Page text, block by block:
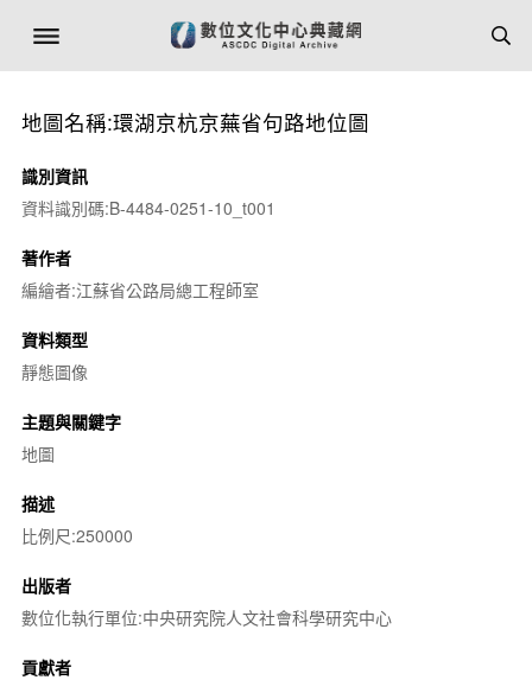
地圖名稱:環湖京杭京蕪省句路地位圖
識別資訊
資料識別碼:B-4484-0251-10_t001
著作者
編繪者:江蘇省公路局總工程師室
資料類型
靜態圖像
主題與關鍵字
地圖
描述
比例尺:250000
出版者
數位化執行單位:中央研究院人文社會科學研究中心
貢獻者